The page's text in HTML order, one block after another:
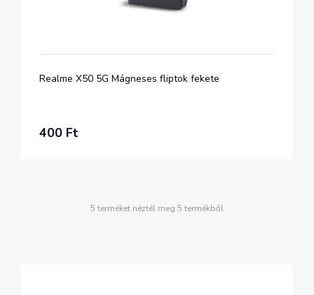
Realme X50 5G Mágneses fliptok fekete
400 Ft
5 terméket néztél meg 5 termékből